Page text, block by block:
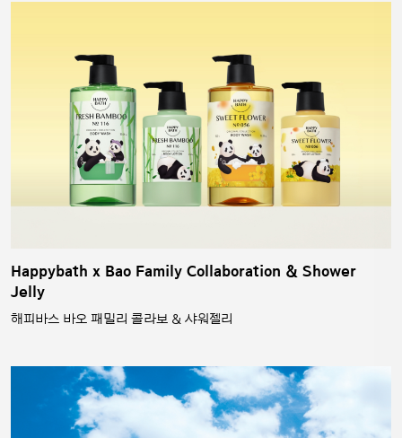
Happybath x Bao Family Collaboration & Shower
Jelly
해피바스 바오 패밀리 콜라보 & 샤워젤리